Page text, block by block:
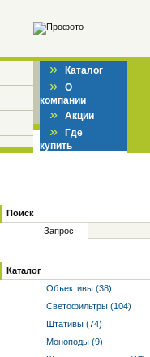
» Каталог
» О
компании
» Акции
» Где
купить
Поиск
Запрос
Каталог
Объективы (38)
Светофильтры (104)
Штативы (74)
Моноподы (9)